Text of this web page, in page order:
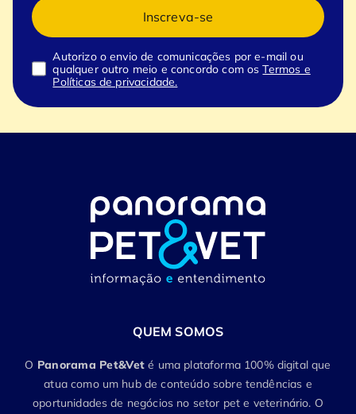
Inscreva-se
Autorizo o envio de comunicações por e-mail ou
qualquer outro meio e concordo com osTermos e
Políticas de privacidade.
QUEM SOMOS
O Panorama Pet&Vet é uma plataforma 100% digital que
atua como um hub de conteúdo sobre tendências e
oportunidades de negócios no setor pet e veterinário. O